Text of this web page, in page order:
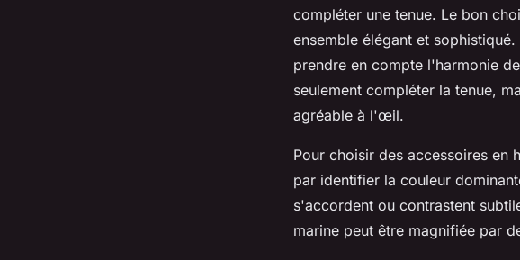
compléter une tenue. Le bon
ensemble élégant et
prendre en compte l'harmonie
seulement compléter la tenue,
agréable à l'œil.
Pour choisir des accessoires en
par identifier la couleur
s'accordent ou contrastent
marine peut être magnifiée par